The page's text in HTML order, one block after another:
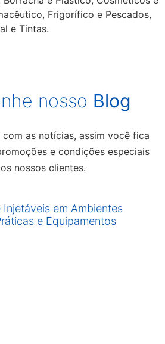
Frigorífico e Pescados,
e Tintas.
nosso Blog
as notícias, assim você fica
e condições especiais
nossos clientes.
em Ambientes
e Equipamentos